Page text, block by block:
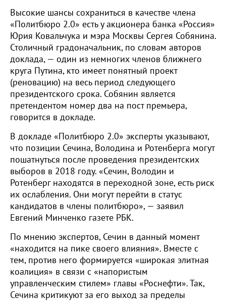
Высокие шансы сохраниться в качестве члена
«Политбюро 2.0» есть у акционера банка «Россия»
Юрия Ковальчука и мэра Москвы Сергея Собянина.
Столичный градоначальник, по словам авторов
доклада, — один из немногих членов ближнего
круга Путина, кто имеет понятный проект
(реновацию) на весь период следующего
президентского срока. Собянин является
претендентом номер два на пост премьера,
говорится в докладе.
В докладе «Политбюро 2.0» эксперты указывают,
что позиции Сечина, Володина и Ротенберга могут
пошатнуться после проведения президентских
выборов в 2018 году. «Сечин, Володин и
Ротенберг находятся в переходной зоне, есть риск
их ослабления. Они могут перейти в статус
кандидатов в члены политбюро», — заявил
Евгений Минченко газете РБК.
По мнению экспертов, Сечин в данный момент
«находится на пике своего влияния». Вместе с
тем, против него формируется «широкая элитная
коалиция» в связи с «напористым
управленческим стилем» главы «Роснефти». Так,
Сечина критикуют за его выход за пределы